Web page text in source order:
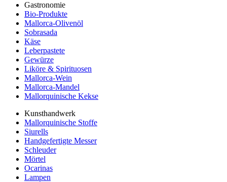
Gastronomie
Bio-Produkte
Mallorca-Olivenöl
Sobrasada
Käse
Leberpastete
Gewürze
Liköre & Spirituosen
Mallorca-Wein
Mallorca-Mandel
Mallorquinische Kekse
Kunsthandwerk
Mallorquinische Stoffe
Siurells
Handgefertigte Messer
Schleuder
Mörtel
Ocarinas
Lampen